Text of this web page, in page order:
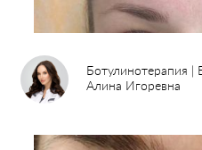
Ботулинотерапия |
Алина Игоревна